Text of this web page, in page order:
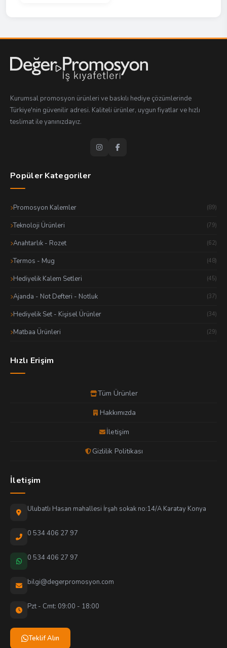
Kurumsal promosyon ürünleri ve baskılı hediye çözümlerinde
Türkiye'nin güvenilir adresi. Kaliteli ürünler, uygun fiyatlar ve hızlı
teslimat ile yanınızdayız.
Popüler Kategoriler
Promosyon Kalemler (89)
Teknoloji Ürünleri (79)
Anahtarlık - Rozet (62)
Termos - Mug (48)
Hediyelik Kalem Setleri (45)
Ajanda - Not Defteri - Notluk (37)
Hediyelik Set - Kişisel Ürünler (34)
Matbaa Ürünleri (29)
Hızlı Erişim
Tüm Ürünler
Hakkımızda
İletişim
Gizlilik Politikası
İletişim
Ulubatlı Hasan mahallesi İrşah sokak no:14/A Karatay Konya
0 534 406 27 97
0 534 406 27 97
bilgi@degerpromosyon.com
Pzt - Cmt: 09:00 - 18:00
Teklif Alın